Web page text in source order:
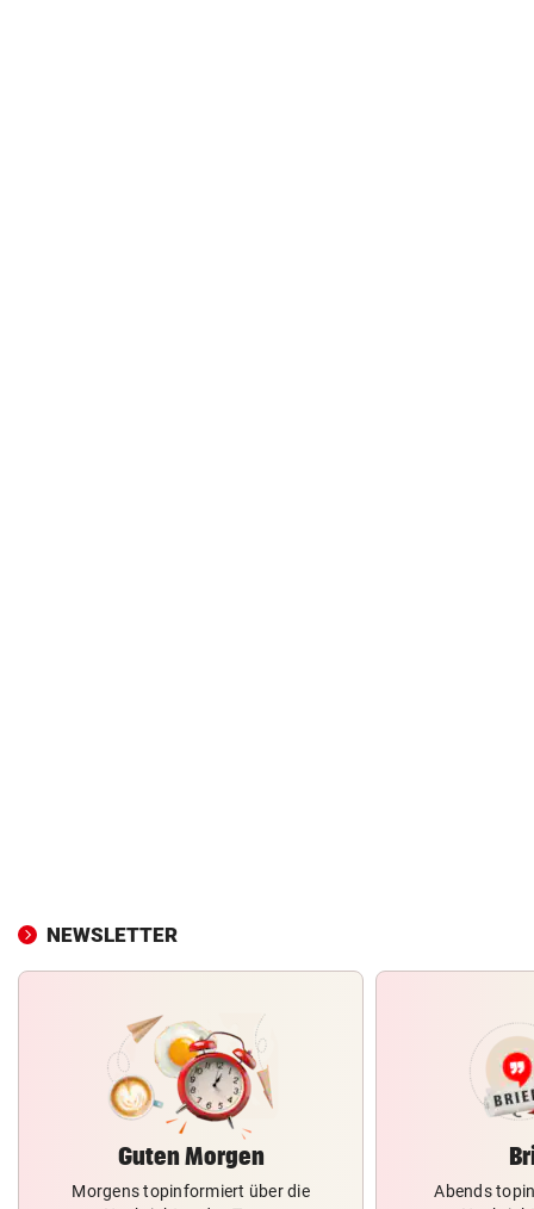
NEWSLETTER
Guten Morgen
Morgens topinformiert über die
Abends